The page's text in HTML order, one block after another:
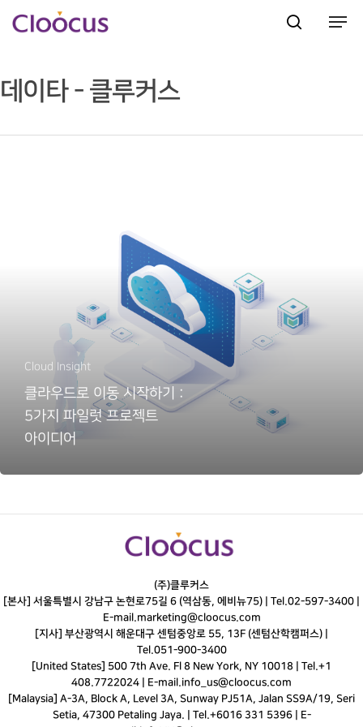
Hit enter to search or ESC to close
데이타 - 클루커스
Cloud Insight
클라우드로 이동 시작하기 :
5가지 파일럿 프로젝트
아이디어
(주)클루커스
[본사] 서울특별시 강남구 논현로75길 6 (역삼동, 에비뉴75) | Tel.02-597-3400
E-mail.marketing@cloocus.com
[지사] 부산광역시 해운대구 센텀중앙로 55, 13F (센텀산학캠퍼스) |
Tel.051-900-3400
[United States] 500 7th Ave. Fl 8 New York, NY 10018 | Tel.+1
408.7722024 | E-mail.info_us@cloocus.com
[Malaysia] A-3A, Block A, Level 3A, Sunway PJ51A, Jalan SS9A/19, Seri
Setia, 47300 Petaling Jaya. | Tel.+6016 331 5396 | E-